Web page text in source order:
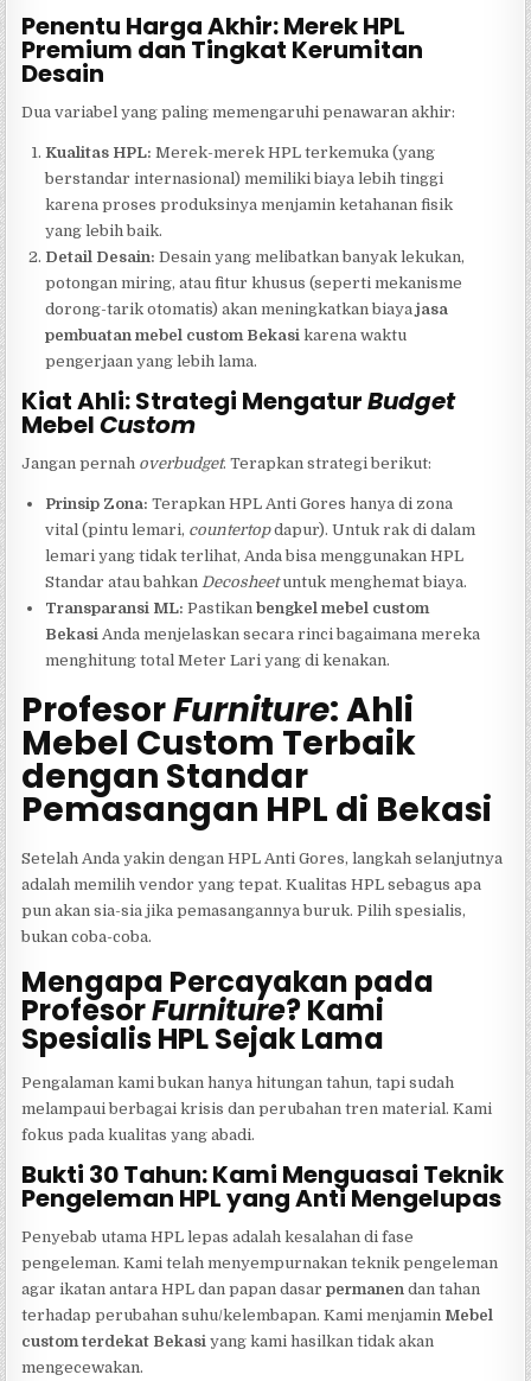
Penentu Harga Akhir: Merek HPL
Premium dan Tingkat Kerumitan
Desain
Dua variabel yang paling memengaruhi penawaran akhir:
Kualitas HPL: Merek-merek HPL terkemuka (yang
berstandar internasional) memiliki biaya lebih tinggi
karena proses produksinya menjamin ketahanan fisik
yang lebih baik.
Detail Desain: Desain yang melibatkan banyak lekukan,
potongan miring, atau fitur khusus (seperti mekanisme
dorong-tarik otomatis) akan meningkatkan biayajasa
pembuatan mebel custom Bekasi karena waktu
pengerjaan yang lebih lama.
Kiat Ahli: Strategi MengaturBudget
MebelCustom
Jangan pernah overbudget. Terapkan strategi berikut:
Prinsip Zona: Terapkan HPL Anti Gores hanya di zona
vital (pintu lemari, countertopdapur). Untuk rak di dalam
lemari yang tidak terlihat, Anda bisa menggunakan HPL
Standar atau bahkan Decosheetuntuk menghemat biaya.
Transparansi ML: Pastikanbengkel mebel custom
Bekasi Anda menjelaskan secara rinci bagaimana mereka
menghitung total Meter Lari yang di kenakan.
ProfesorFurniture: Ahli
Mebel Custom Terbaik
dengan Standar
Pemasangan HPL di Bekasi
Setelah Anda yakin dengan HPL Anti Gores, langkah selanjutnya
adalah memilih vendor yang tepat. Kualitas HPL sebagus apa
pun akan sia-sia jika pemasangannya buruk. Pilih spesialis,
bukan coba-coba.
Mengapa Percayakan pada
ProfesorFurniture? Kami
Spesialis HPL Sejak Lama
Pengalaman kami bukan hanya hitungan tahun, tapi sudah
melampaui berbagai krisis dan perubahan tren material. Kami
fokus pada kualitas yang abadi.
Bukti 30 Tahun: Kami Menguasai Teknik
Pengeleman HPL yang Anti Mengelupas
Penyebab utama HPL lepas adalah kesalahan di fase
pengeleman. Kami telah menyempurnakan teknik pengeleman
agar ikatan antara HPL dan papan dasarpermanen dan tahan
terhadap perubahan suhu/kelembapan. Kami menjamin Mebel
custom terdekat Bekasi yang kami hasilkan tidak akan
mengecewakan.